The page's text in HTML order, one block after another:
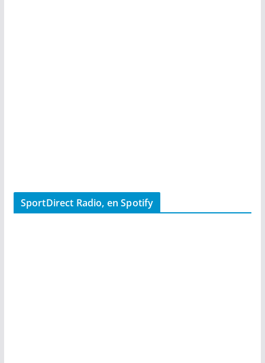
SportDirect Radio, en Spotify